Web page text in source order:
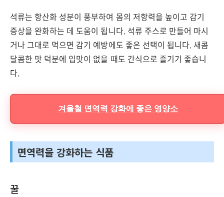
석류는 항산화 성분이 풍부하여 몸의 저항력을 높이고 감기
증상을 완화하는 데 도움이 됩니다. 석류 주스로 만들어 마시
거나 그대로 먹으면 감기 예방에도 좋은 선택이 됩니다. 새콤
달콤한 맛 덕분에 입맛이 없을 때도 간식으로 즐기기 좋습니
다.
겨울철 면역력 강화에 좋은 영양소
면역력을 강화하는 식품
꿀